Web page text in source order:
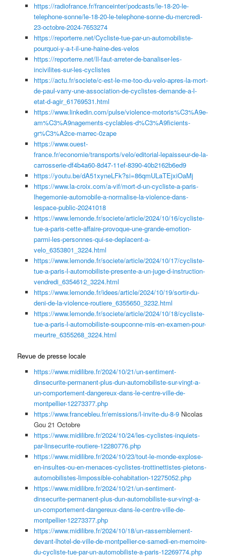
https://radiofrance.fr/franceinter/podcasts/le-18-20-le-
telephone-sonne/le-18-20-le-telephone-sonne-du-mercredi-
23-octobre-2024-7653274
https://reporterre.net/Cycliste-tue-par-un-automobiliste-
pourquoi-y-a-t-il-une-haine-des-velos
https://reporterre.net/Il-faut-arreter-de-banaliser-les-
incivilites-sur-les-cyclistes
https://actu.fr/societe/c-est-le-me-too-du-velo-apres-la-mort-
de-paul-varry-une-association-de-cyclistes-demande-a-l-
etat-d-agir_61769531.html
https://www.linkedin.com/pulse/violence-motoris%C3%A9e-
am%C3%A9nagements-cyclables-d%C3%A9ficients-
gr%C3%A2ce-marrec-0zape
https://www.ouest-
france.fr/economie/transports/velo/editorial-lepaisseur-de-la-
carrosserie-df4b4a60-8d47-11ef-8390-40b2162b6ed9
https://youtu.be/dA51xyneLFk?si=86qmULaTEjxiOaMj
https://www.la-croix.com/a-vif/mort-d-un-cycliste-a-paris-
lhegemonie-automobile-a-normalise-la-violence-dans-
lespace-public-20241018
https://www.lemonde.fr/societe/article/2024/10/16/cycliste-
tue-a-paris-cette-affaire-provoque-une-grande-emotion-
parmi-les-personnes-qui-se-deplacent-a-
velo_6353801_3224.html
https://www.lemonde.fr/societe/article/2024/10/17/cycliste-
tue-a-paris-l-automobiliste-presente-a-un-juge-d-instruction-
vendredi_6354612_3224.html
https://www.lemonde.fr/idees/article/2024/10/19/sortir-du-
deni-de-la-violence-routiere_6355650_3232.html
https://www.lemonde.fr/societe/article/2024/10/18/cycliste-
tue-a-paris-l-automobiliste-soupconne-mis-en-examen-pour-
meurtre_6355268_3224.html
Revue de presse locale
https://www.midilibre.fr/2024/10/21/un-sentiment-
dinsecurite-permanent-plus-dun-automobiliste-sur-vingt-a-
un-comportement-dangereux-dans-le-centre-ville-de-
montpellier-12273377.php
https://www.francebleu.fr/emissions/l-invite-du-8-9Nicolas
Gou 21 Octobre
https://www.midilibre.fr/2024/10/24/les-cyclistes-inquiets-
par-linsecurite-routiere-12280776.php
https://www.midilibre.fr/2024/10/23/tout-le-monde-explose-
en-insultes-ou-en-menaces-cyclistes-trottinettistes-pietons-
automobilistes-limpossible-cohabitation-12275052.php
https://www.midilibre.fr/2024/10/21/un-sentiment-
dinsecurite-permanent-plus-dun-automobiliste-sur-vingt-a-
un-comportement-dangereux-dans-le-centre-ville-de-
montpellier-12273377.php
https://www.midilibre.fr/2024/10/18/un-rassemblement-
devant-lhotel-de-ville-de-montpellier-ce-samedi-en-memoire-
du-cycliste-tue-par-un-automobiliste-a-paris-12269774.php